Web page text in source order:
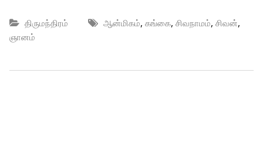
திருமந்திரம் ஆன்மிகம், கங்கை, சிவநாமம், சிவன்,
ஞானம்